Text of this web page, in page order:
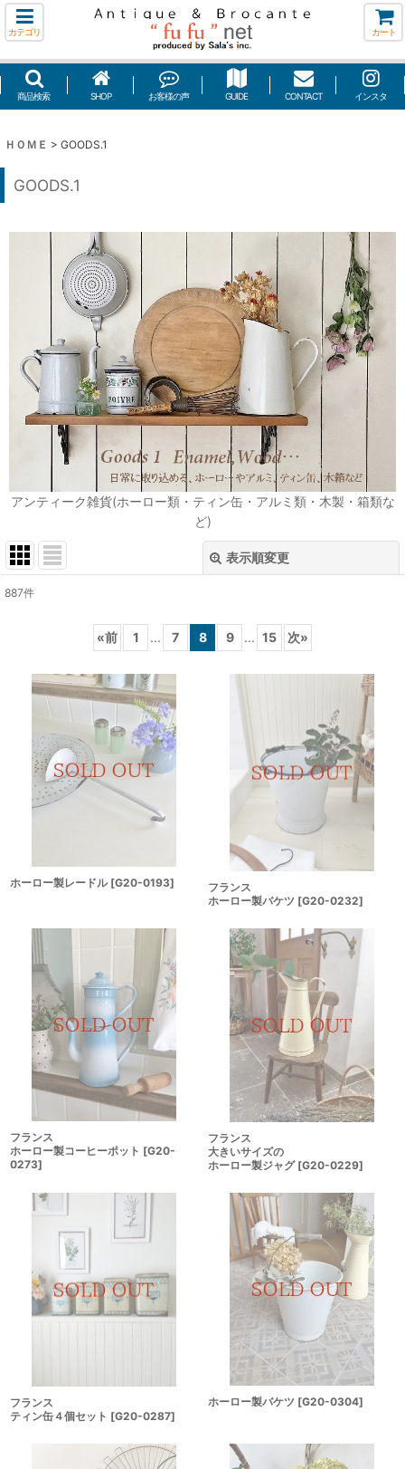
カテゴリ カート
商品検索 SHOP お客様の声 GUIDE CONTACT インスタ
ＨＯＭＥ > GOODS.1
GOODS.1
アンティーク雑貨(ホーロー類・ティン缶・アルミ類・木製・箱類な
ど)
表示順変更
並び順:
887件
«前 1 ... 7 8 9 ... 15 次»
ホーロー製レードル [G20-0193]
フランス
ホーロー製バケツ [G20-0232]
フランス
ホーロー製コーヒーポット [G20-
0273]
フランス
大きいサイズの
ホーロー製ジャグ [G20-0229]
フランス
ティン缶４個セット [G20-0287]
ホーロー製バケツ [G20-0304]